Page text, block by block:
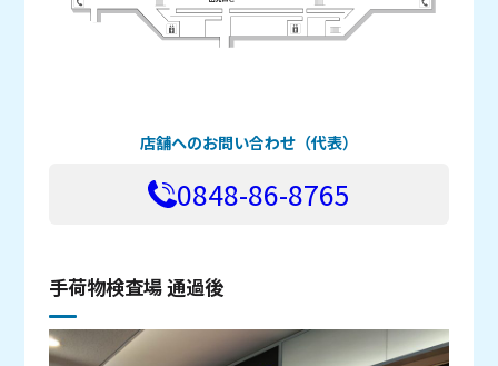
店舗へのお問い合わせ（代表）
0848-86-8765
手荷物検査場 通過後